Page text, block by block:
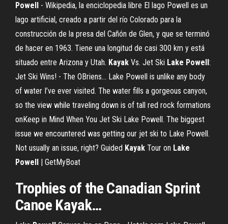
Powell - Wikipedia, la enciclopedia libre El lago Powell es un
lago artificial, creado a partir del río Colorado para la
construcción de la presa del Cañón de Glen, y que se terminó
de hacer en 1963. Tiene una longitud de casi 300 km y está
situado entre Arizona y Utah. Kayak Vs. Jet Ski Lake Powell:
Jet Ski Wins! - The OBriens… Lake Powell is unlike any body
of water I’ve ever visited. The water fills a gorgeous canyon,
so the view while traveling down is of tall red rock formations
onKeep in Mind When You Jet Ski Lake Powell. The biggest
issue we encountered was getting our jet ski to Lake Powell.
Not usually an issue, right? Guided Kayak Tour on Lake
Powell | GetMyBoat
Trophies of the Canadian Sprint
Canoe Kayak…